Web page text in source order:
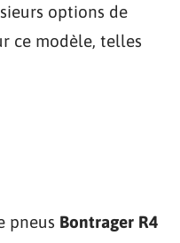
options de
ce modèle, telles
pneus Bontrager R4